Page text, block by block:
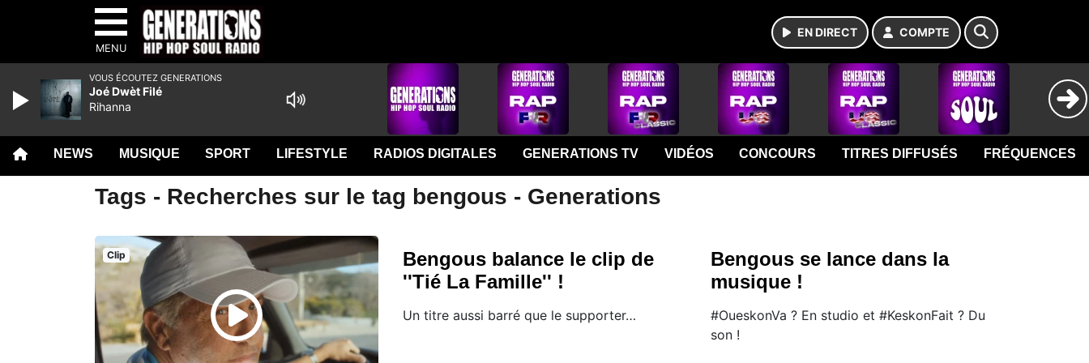
MENU
EN DIRECT COMPTE
NEWS MUSIQUE SPORT LIFESTYLE RADIOS DIGITALES GENERATIONS TV VIDÉOS CONCOURS TITRES DIFFUSÉS FRÉQUENCES
Tags - Recherches sur le tag bengous - Generations
Clip
Bengous balance le clip de
''Tié La Famille'' !
Un titre aussi barré que le supporter…
Bengous se lance dans la
musique !
#OueskonVa ? En studio et #KeskonFait ? Du
son !
VOUS ÉCOUTEZ GENERATIONS
Joé Dwèt Filé
Rihanna